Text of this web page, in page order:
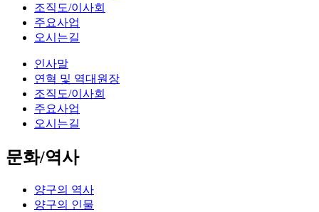
조직도/이사회
주요사업
오시는길
인사말
연혁 및 역대원장
조직도/이사회
주요사업
오시는길
문화/역사
양구의 역사
양구의 인물